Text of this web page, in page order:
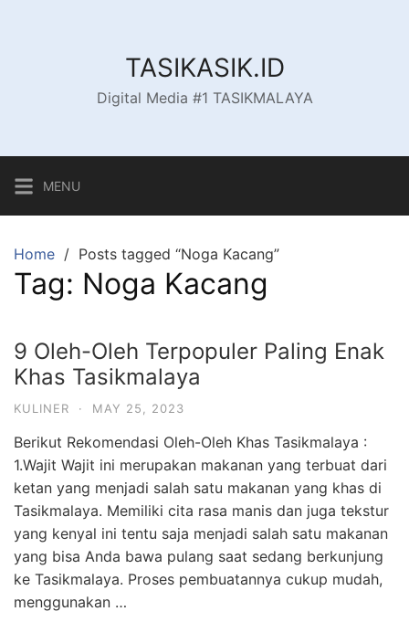
TASIKASIK.ID
Digital Media #1 TASIKMALAYA
MENU
Home Posts tagged “Noga Kacang”
Tag: Noga Kacang
9 Oleh-Oleh Terpopuler Paling Enak
Khas Tasikmalaya
KULINER · MAY 25, 2023
Berikut Rekomendasi Oleh-Oleh Khas Tasikmalaya :
1.Wajit Wajit ini merupakan makanan yang terbuat dari
ketan yang menjadi salah satu makanan yang khas di
Tasikmalaya. Memiliki cita rasa manis dan juga tekstur
yang kenyal ini tentu saja menjadi salah satu makanan
yang bisa Anda bawa pulang saat sedang berkunjung
ke Tasikmalaya. Proses pembuatannya cukup mudah,
menggunakan …